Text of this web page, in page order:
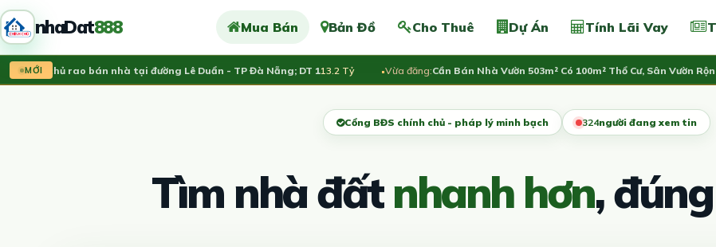
nhaDat888 Mua Bán Bản Đồ Cho Thuê Dự Án Tính Lãi Vay
MỚI
chủ rao bán nhà tại đường Lê Duẩn - TP Đà Nẵng; DT 113.2 Tỷ Vừa đăng:Cần Bán Nhà Vườn 503m² Có 100m² Thổ Cư, Sân Vườn Rộng, Giá
Cổng BĐS chính chủ - pháp lý minh bạch 328người đang xem tin
Tìm nhà đấtnhanh hơn,